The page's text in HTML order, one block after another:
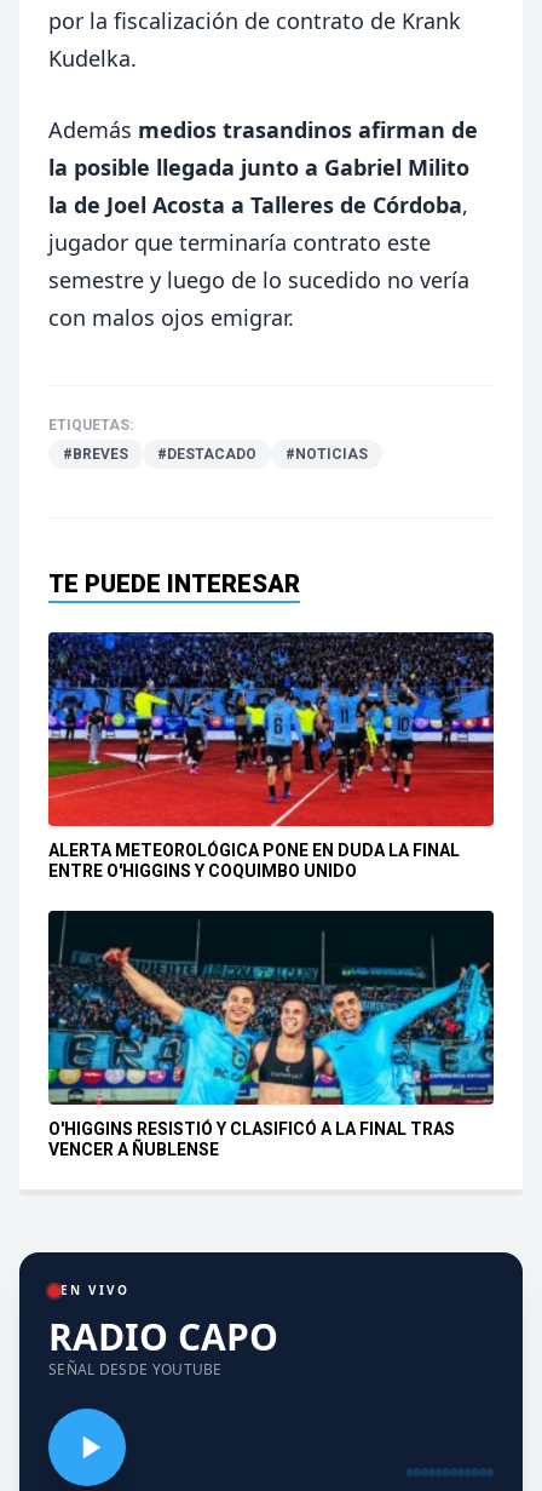
por la fiscalización de contrato de Krank
Kudelka.
Además medios trasandinos afirman de
la posible llegada junto a Gabriel Milito
la de Joel Acosta a Talleres de Córdoba,
jugador que terminaría contrato este
semestre y luego de lo sucedido no vería
con malos ojos emigrar.
ETIQUETAS:
#BREVES
#DESTACADO #NOTICIAS
TE PUEDE INTERESAR
ALERTA METEOROLÓGICA PONE EN DUDA LA FINAL
ENTRE O'HIGGINS Y COQUIMBO UNIDO
O'HIGGINS RESISTIÓ Y CLASIFICÓ A LA FINAL TRAS
VENCER A ÑUBLENSE
EN VIVO
RADIO CAPO
SEÑAL DESDE YOUTUBE